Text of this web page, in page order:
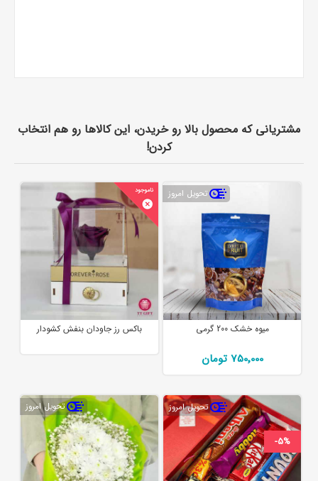
مشتریانی که محصول بالا رو خریدن، این کالاها رو هم انتخاب
کردن!
تحویل امروز
میوه خشک 200 گرمی
750٬000 تومان
باکس رز جاودان بنفش کشودار
تحویل امروز
-5%
تحویل امروز